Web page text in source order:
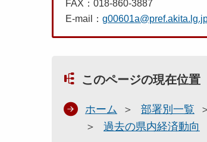
FAX：018-860-3887
E-mail：
このページの現在位置
ホーム 部署別一覧
過去の県内経済動向